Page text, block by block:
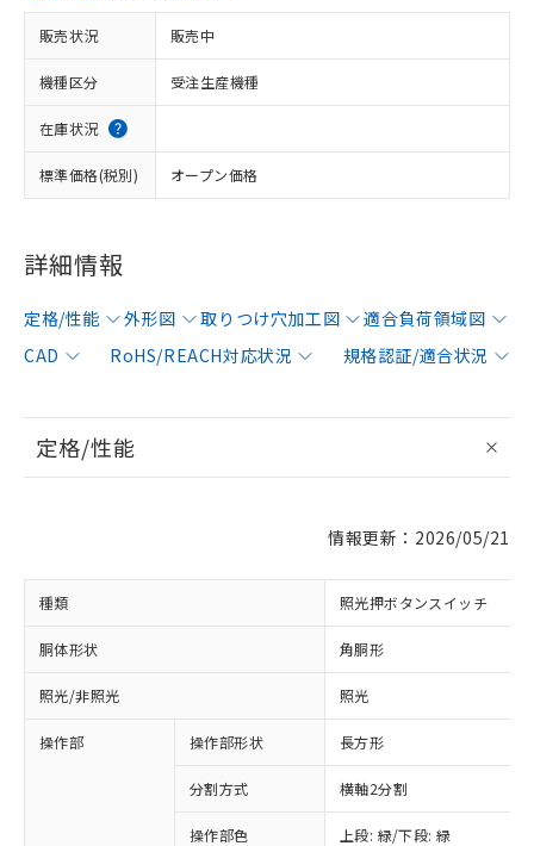
販売状況 販売中
機種区分 受注生産機種
在庫状況
標準価格(税別) オープン価格
詳細情報
定格/性能 外形図 取りつけ穴加工図
適合負荷領域図
CAD
RoHS/REACH対応状況 規格認証/適合状況
定格/性能
情報更新：2026/05/21
種類 照光押ボタンスイッチ
胴体形状 角胴形
照光/非照光 照光
操作部 操作部形状 長方形
分割方式 横軸2分割
操作部色 上段: 緑/下段: 緑